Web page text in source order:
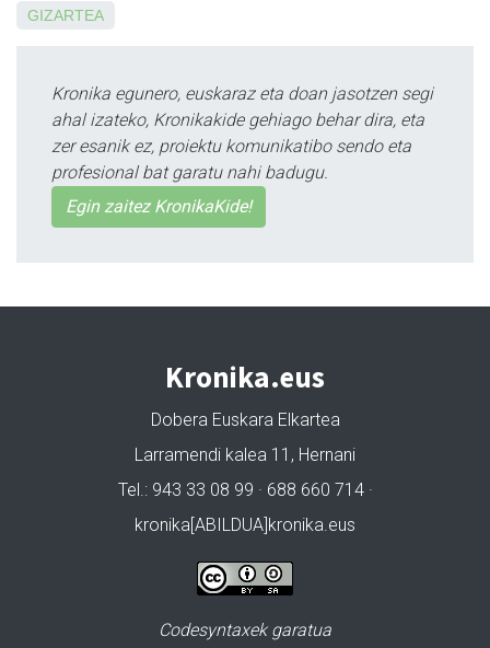
GIZARTEA
Kronika egunero, euskaraz eta doan jasotzen segi
ahal izateko, Kronikakide gehiago behar dira, eta
zer esanik ez, proiektu komunikatibo sendo eta
profesional bat garatu nahi badugu.
Egin zaitez KronikaKide!
Kronika.eus
Dobera Euskara Elkartea
Larramendi kalea 11, Hernani
Tel.: 943 33 08 99 · 688 660 714 ·
kronika[ABILDUA]kronika.eus
Codesyntaxek garatua